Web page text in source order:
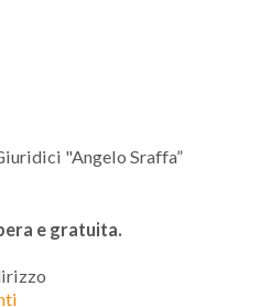
"Angelo Sraffa”
e gratuita.